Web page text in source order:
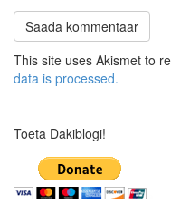
This site uses Akismet to
data is processed.
Toeta Dakiblogi!